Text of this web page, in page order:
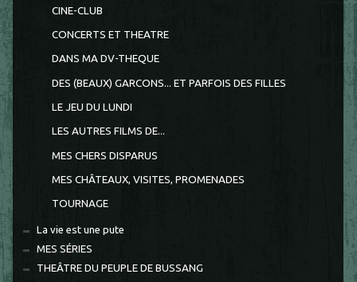
CINE-CLUB
CONCERTS ET THEATRE
DANS MA DV-THEQUE
DES (BEAUX) GARCONS... ET PARFOIS DES FILLES
LE JEU DU LUNDI
LES AUTRES FILMS DE...
MES CHERS DISPARUS
MES CHÂTEAUX, VISITES, PROMENADES
TOURNAGE
La vie est une pute
MES SÉRIES
THEÂTRE DU PEUPLE DE BUSSANG